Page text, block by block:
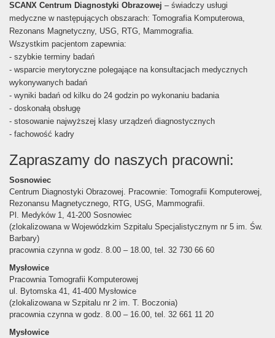
SCANX Centrum Diagnostyki Obrazowej – świadczy usługi
medyczne w następujących obszarach: Tomografia Komputerowa,
Rezonans Magnetyczny, USG, RTG, Mammografia.
Wszystkim pacjentom zapewnia:
- szybkie terminy badań
- wsparcie merytoryczne polegające na konsultacjach medycznych
wykonywanych badań
- wyniki badań od kilku do 24 godzin po wykonaniu badania
- doskonałą obsługę
- stosowanie najwyższej klasy urządzeń diagnostycznych
- fachowość kadry
Zapraszamy do naszych pracowni:
Sosnowiec
Centrum Diagnostyki Obrazowej. Pracownie: Tomografii Komputerowej,
Rezonansu Magnetycznego, RTG, USG, Mammografii.
Pl. Medyków 1, 41-200 Sosnowiec
(zlokalizowana w Wojewódzkim Szpitalu Specjalistycznym nr 5 im. Św.
Barbary)
pracownia czynna w godz. 8.00 – 18.00, tel. 32 730 66 60
Mysłowice
Pracownia Tomografii Komputerowej
ul. Bytomska 41, 41-400 Mysłowice
(zlokalizowana w Szpitalu nr 2 im. T. Boczonia)
pracownia czynna w godz. 8.00 – 16.00, tel. 32 661 11 20
Mysłowice